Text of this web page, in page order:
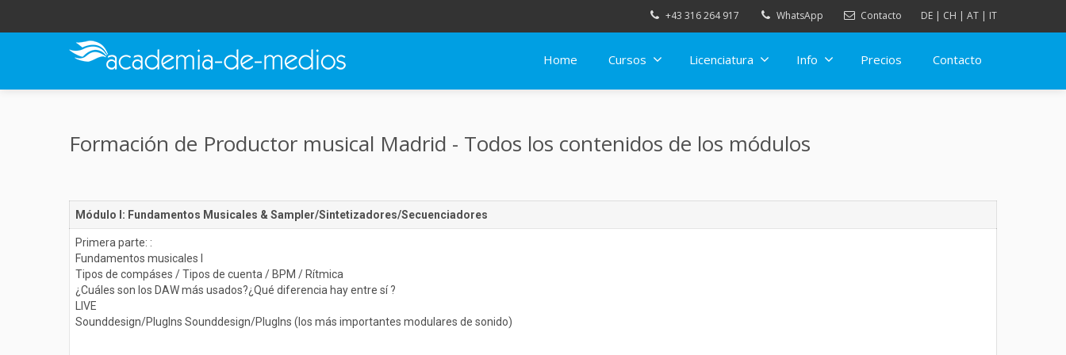
+43 316 264 917 WhatsApp Contacto DE | CH | AT | IT
Home Cursos Licenciatura Info Precios Contacto
Formación de Productor musical Madrid - Todos los contenidos de los módulos
Módulo I: Fundamentos Musicales & Sampler/Sintetizadores/Secuenciadores
Primera parte: :
Fundamentos musicales I
Tipos de compáses / Tipos de cuenta / BPM / Rítmica
¿Cuáles son los DAW más usados?¿Qué diferencia hay entre sí ?
LIVE
Sounddesign/PlugIns Sounddesign/PlugIns (los más importantes modulares de sonido)